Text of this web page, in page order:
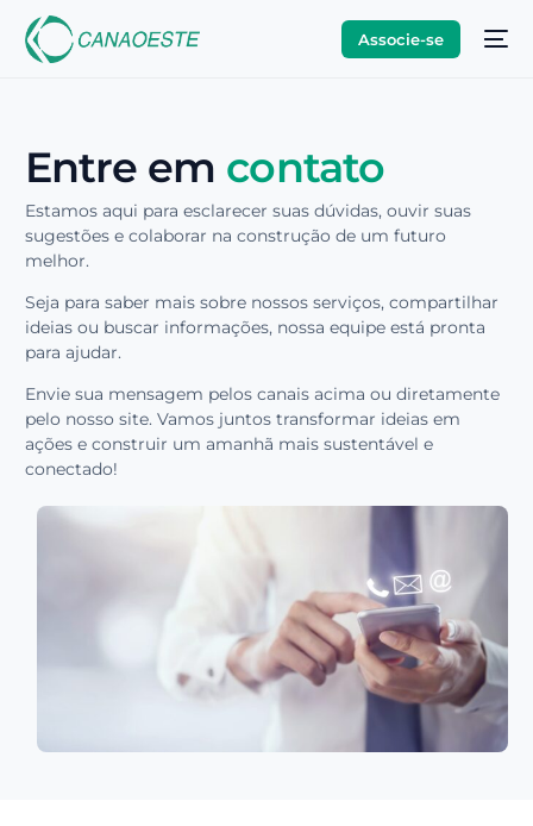
Associe-se
Entre em contato
Estamos aqui para esclarecer suas dúvidas, ouvir suas
sugestões e colaborar na construção de um futuro
melhor.
Seja para saber mais sobre nossos serviços, compartilhar
ideias ou buscar informações, nossa equipe está pronta
para ajudar.
Envie sua mensagem pelos canais acima ou diretamente
pelo nosso site. Vamos juntos transformar ideias em
ações e construir um amanhã mais sustentável e
conectado!